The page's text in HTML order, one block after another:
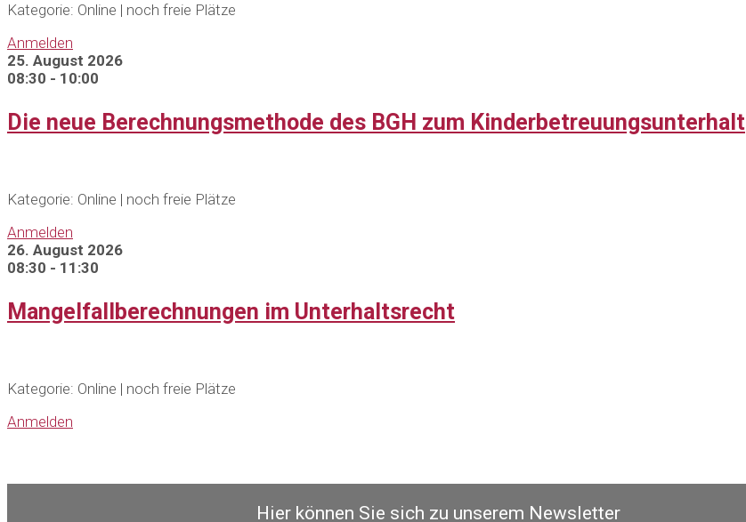
Kategorie: Online | noch freie Plätze
Anmelden
25. August 2026
08:30 - 10:00
Die neue Berechnungsmethode des BGH zum Kinderbetreuungsunterhalt
Kategorie: Online | noch freie Plätze
Anmelden
26. August 2026
08:30 - 11:30
Mangelfallberechnungen im Unterhaltsrecht
Kategorie: Online | noch freie Plätze
Anmelden
Hier können Sie sich zu unserem Newsletter